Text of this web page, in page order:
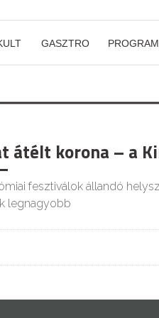
GASZTRO
átélt korona – a
fesztiválok állandó
legnagyobb